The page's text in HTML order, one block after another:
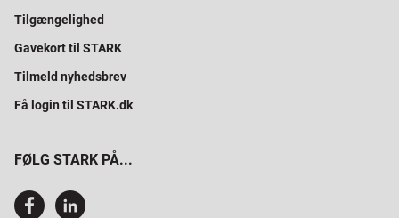
Tilgængelighed
Gavekort til STARK
Tilmeld nyhedsbrev
Få login til STARK.dk
FØLG STARK PÅ...